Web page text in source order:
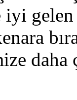
iyi